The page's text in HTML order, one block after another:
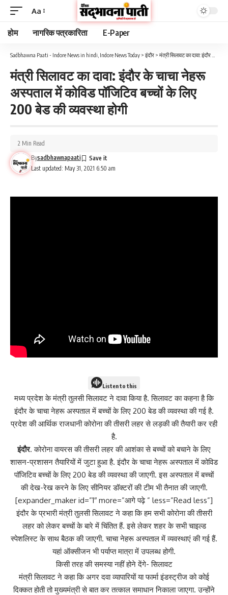
Aa
होम नागरिक पत्रकारिता E-Paper
Sadbhawna Paati - Indore News in hindi, Indore News Today > इंदौर > मंत्री सिलावट का दावा: इंदौर के चाचा नेहरू अस्पताल में कोविड पॉजिटिव बच्चों के लिए 200 बेड की व्यवस्था होगी
मंत्री सिलावट का दावा: इंदौर के चाचा नेहरू
अस्पताल में कोविड पॉजिटिव बच्चों के लिए
200 बेड की व्यवस्था होगी
Last updated: May 31, 2021 6:50 am
Bysadbhawnapaati
2 Min Read
Listen to this
मध्य प्रदेश के मंत्री तुलसी सिलावट ने दावा किया है. सिलावट का कहना है कि
इंदौर के चाचा नेहरू अस्पताल में बच्चों के लिए 200 बेड की व्यवस्था की गई है.
प्रदेश की आर्थिक राजधानी कोरोना की तीसरी लहर से लड़की की तैयारी कर रही
है.
इंदौर. कोरोना वायरस की तीसरी लहर की आशंका से बच्चों को बचाने के लिए
शासन-प्रशासन तैयारियों में जुटा हुआ है. इंदौर के चाचा नेहरू अस्पताल में कोविड
पॉजिटिव बच्चों के लिए 200 बेड की व्यवस्था की जाएगी. इस अस्पताल में बच्चों
की देख-रेख करने के लिए सीनियर डॉक्टरों की टीम भी तैनात की जाएगी.
[expander_maker id=”1″ more=”आगे पढ़े ” less=”Read less”]
इंदौर के प्रभारी मंत्री तुलसी सिलावट ने कहा कि हम सभी कोरोना की तीसरी
लहर को लेकर बच्चों के बारे में चिंतित हैं. इसे लेकर शहर के सभी चाइल्ड
स्पेशलिस्ट के साथ बैठक की जाएगी. चाचा नेहरू अस्पताल में व्यवस्थाएं की गई हैं.
यहां ऑक्सीजन भी पर्याप्त मात्रा में उपलब्ध होगी.
किसी तरह की समस्या नहीं होने देंगे- सिलावट
मंत्री सिलावट ने कहा कि अगर दवा व्यापारियों या फार्मा इंडस्ट्रीज को कोई
दिक्कत होती तो मुख्यमंत्री से बात कर तत्काल समाधान निकाला जाएगा. उन्होंने